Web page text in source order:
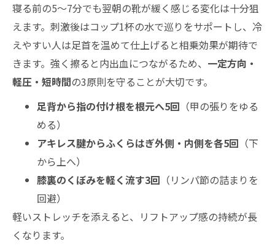
寝る前の5〜7分でも翌朝の靴が緩く感じる変化は十分狙
えます。刺激後はコップ1杯の水で巡りをサポートし、冷
えやすい人は足首を温めて仕上げると相乗効果が期待で
きます。強く擦ると内出血につながるため、 一定方向・
軽圧・短時間の3原則を守ることが大切です。
足背から指の付け根を根元へ5回 （甲の張りをゆる
める）
アキレス腱からふくらはぎ外側・内側を各5回 （下
から上へ）
膝裏のくぼみを軽く流す3回 （リンパ節の詰まりを
回避）
軽いストレッチを添えると、リフトアップ感の持続が長
くなります。